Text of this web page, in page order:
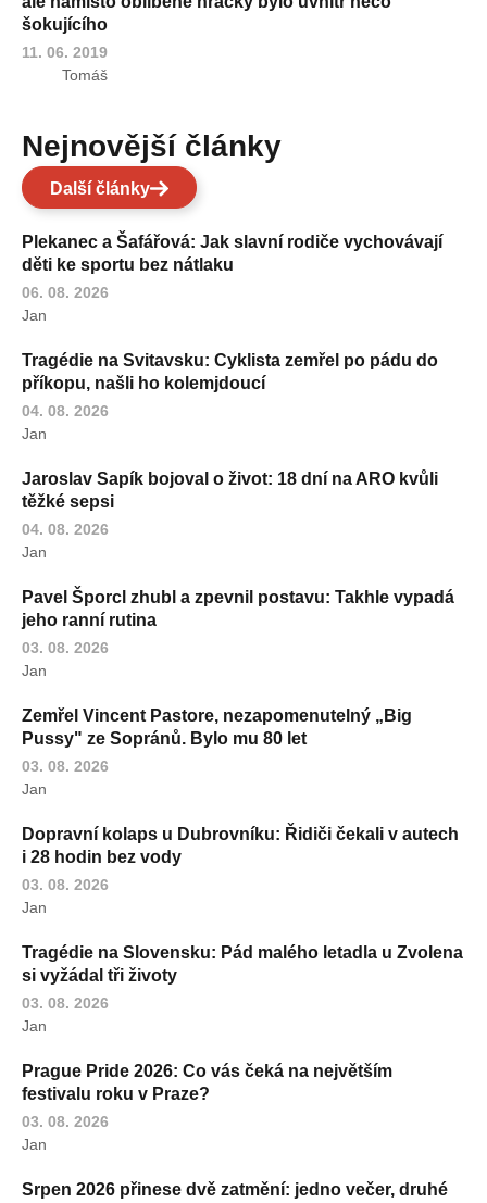
šokujícího
11. 06. 2019
Tomáš
Nejnovější články
Další články
Plekanec a Šafářová: Jak slavní rodiče vychovávají
děti ke sportu bez nátlaku
06. 08. 2026
Jan
Tragédie na Svitavsku: Cyklista zemřel po pádu do
příkopu, našli ho kolemjdoucí
04. 08. 2026
Jan
Jaroslav Sapík bojoval o život: 18 dní na ARO kvůli
těžké sepsi
04. 08. 2026
Jan
Pavel Šporcl zhubl a zpevnil postavu: Takhle vypadá
jeho ranní rutina
03. 08. 2026
Jan
Zemřel Vincent Pastore, nezapomenutelný „Big
Pussy" ze Sopránů. Bylo mu 80 let
03. 08. 2026
Jan
Dopravní kolaps u Dubrovníku: Řidiči čekali v autech
i 28 hodin bez vody
03. 08. 2026
Jan
Tragédie na Slovensku: Pád malého letadla u Zvolena
si vyžádal tři životy
03. 08. 2026
Jan
Prague Pride 2026: Co vás čeká na největším
festivalu roku v Praze?
03. 08. 2026
Jan
Srpen 2026 přinese dvě zatmění: jedno večer, druhé